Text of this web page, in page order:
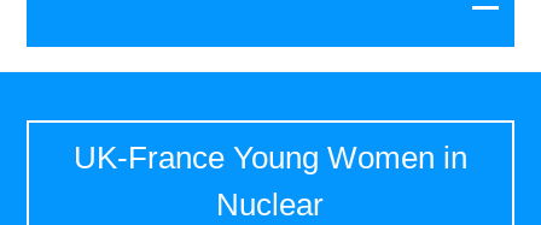
UK-France Young Women in
Nuclear